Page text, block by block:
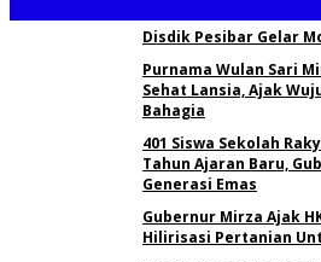
Disdik Pesibar Gelar
Purnama Wulan Sari
Sehat Lansia, Ajak
Bahagia
401 Siswa Sekolah
Tahun Ajaran Baru,
Generasi Emas
Gubernur Mirza Ajak
Hilirisasi Pertanian